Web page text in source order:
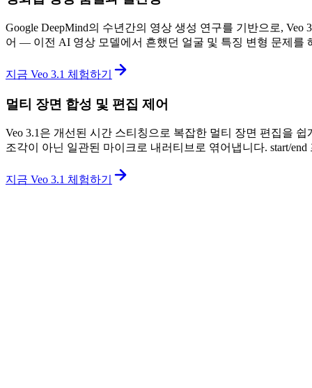
Google DeepMind의 수년간의 영상 생성 연구를 기반으로,
어 — 이전 AI 영상 모델에서 흔했던 얼굴 및 특징 변형 문제를
지금 Veo 3.1 체험하기
멀티 장면 합성 및 편집 제어
Veo 3.1은 개선된 시간 스티칭으로 복잡한 멀티 장면 편집을
조각이 아닌 일관된 마이크로 내러티브로 엮어냅니다. start/
지금 Veo 3.1 체험하기